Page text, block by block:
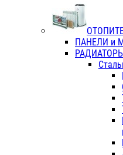
ПАНЕЛИ и